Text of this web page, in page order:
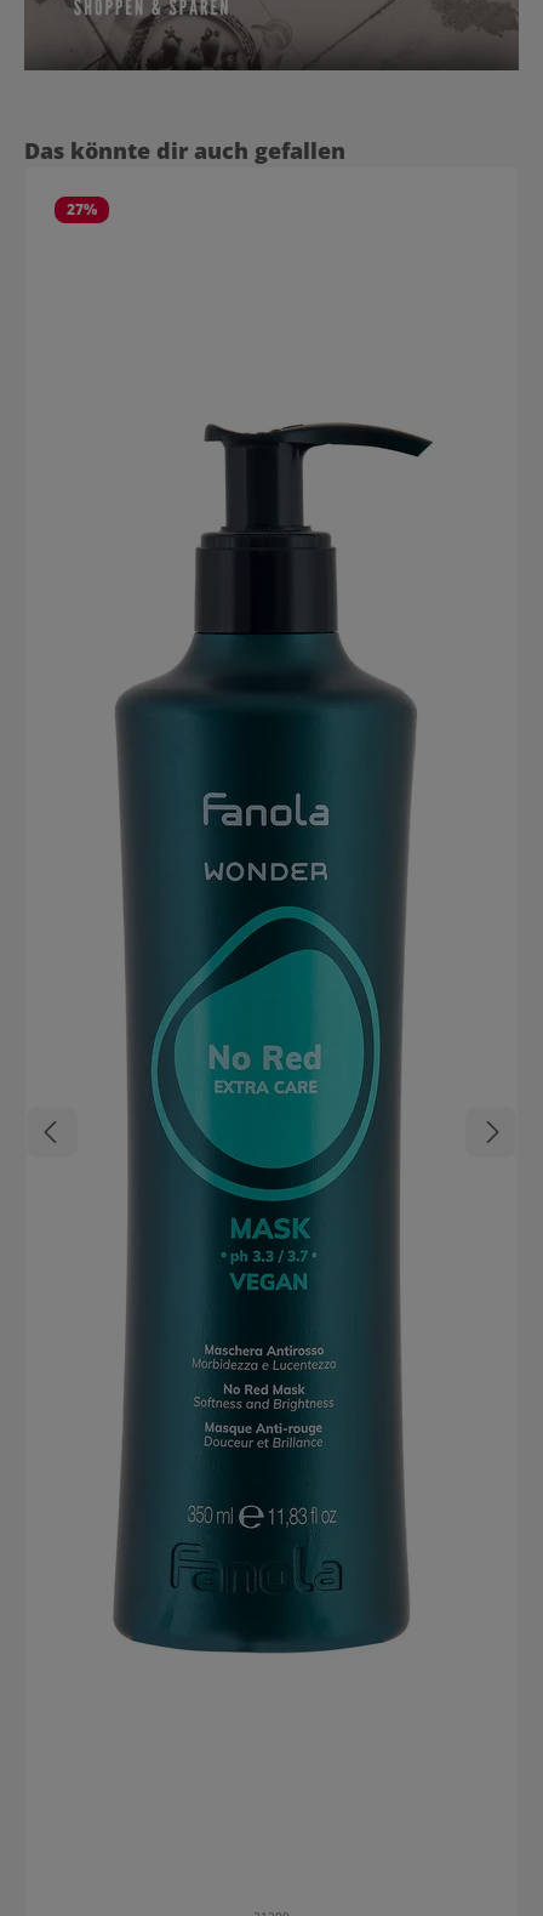
Produktgalerie überspringen
Das könnte dir auch gefallen
27%